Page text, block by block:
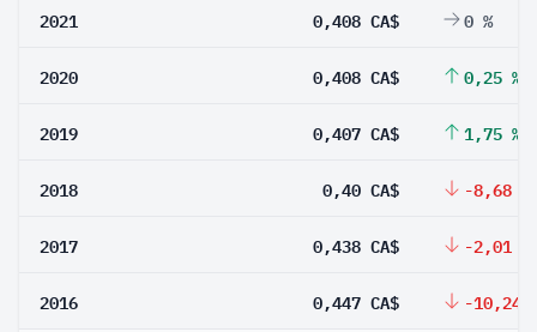
2021 0,408 CA$ 0 %
2020 0,408 CA$ 0,25 %
2019 0,407 CA$ 1,75 %
2018 0,40 CA$ -8,68 %
2017 0,438 CA$ -2,01 %
2016 0,447 CA$ -10,24